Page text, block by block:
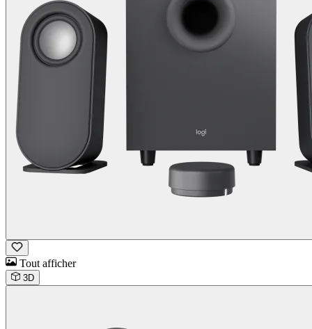
Tout afficher
3D